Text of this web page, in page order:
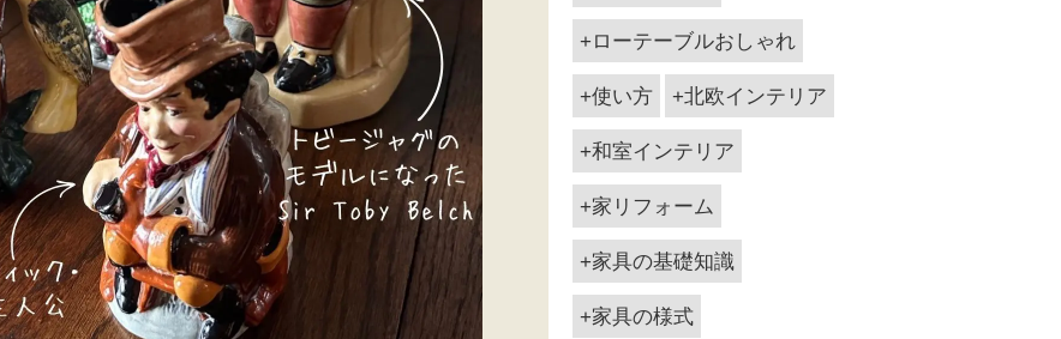
ローテーブルおしゃれ
使い方 北欧インテリア
和室インテリア
家リフォーム
家具の基礎知識
家具の様式